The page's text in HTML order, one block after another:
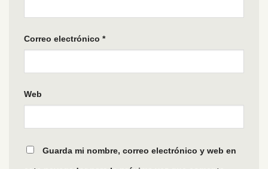
Correo electrónico *
Web
Guarda mi nombre, correo electrónico y web en